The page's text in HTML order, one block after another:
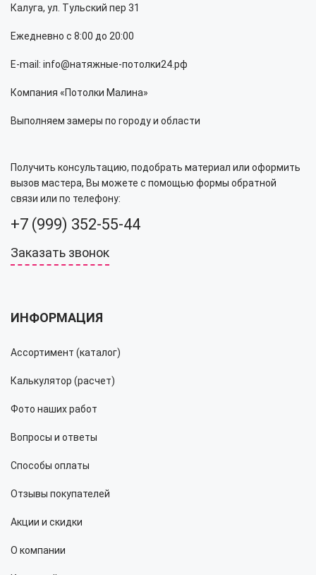
Калуга, ул. Тульский пер 31
Ежедневно с 8:00 до 20:00
E-mail: info@натяжные-потолки24.рф
Компания «Потолки Малина»
Выполняем замеры по городу и области
Получить консультацию, подобрать материал или оформить
вызов мастера, Вы можете с помощью формы обратной
связи или по телефону:
+7 (999) 352-55-44
Заказать звонок
ИНФОРМАЦИЯ
Ассортимент (каталог)
Калькулятор (расчет)
Фото наших работ
Вопросы и ответы
Способы оплаты
Отзывы покупателей
Акции и скидки
О компании